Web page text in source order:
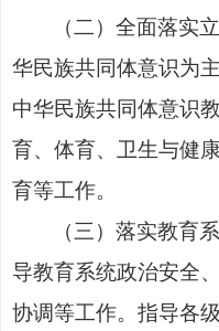
（二）全面落实
华民族共同体意识为
中华民族共同体意识
育、体育、卫生与健
育等工作。
（三）落实教育
导教育系统政治安全
协调等工作。指导各